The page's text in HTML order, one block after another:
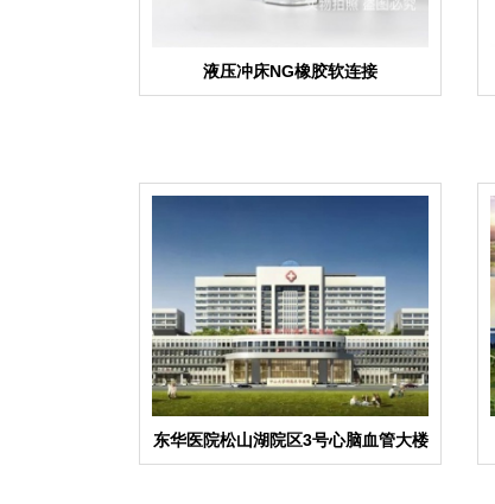
液压冲床NG橡胶软连接
东华医院松山湖院区3号心脑血管大楼
弹簧隔振器合同